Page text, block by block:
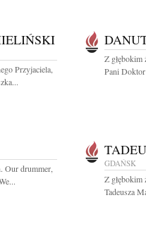
Przyjaciela,
Z
Pani
Our drummer,
GDAŃSK
Z
Tadeusza